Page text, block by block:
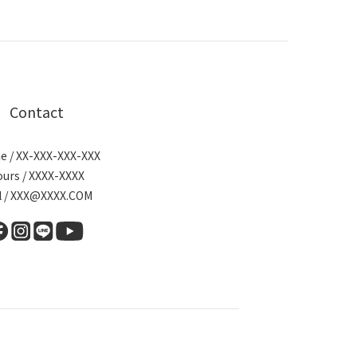
Contact
/ XX-XXX-XXX-XXX
/ XXXX-XXXX
XXX@XXXX.COM